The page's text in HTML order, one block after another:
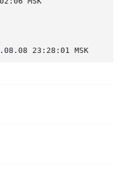
23:28:01 MSK